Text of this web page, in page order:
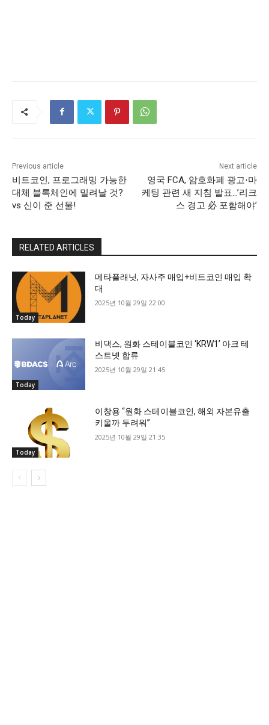
Previous article
비트코인, 프로그래밍 가능한
대체 블록체인에 밀려날 것?
vs 신이 준 선물!
Next article
영국 FCA, 암호화폐 광고⋅마
케팅 관련 새 지침 발표…’리크
스 경고 必 포함해야’
RELATED ARTICLES
Today
메타플래닛, 자사주 매입+비트코인 매입 확
대
2025년 10월 29일 22:00
Today
비댁스, 원화 스테이블코인 ‘KRW1’ 아크 테
스트넷 합류
2025년 10월 29일 21:45
Today
이창용 “원화 스테이블코인, 해외 자본유출
키울까 두려워”
2025년 10월 29일 21:35